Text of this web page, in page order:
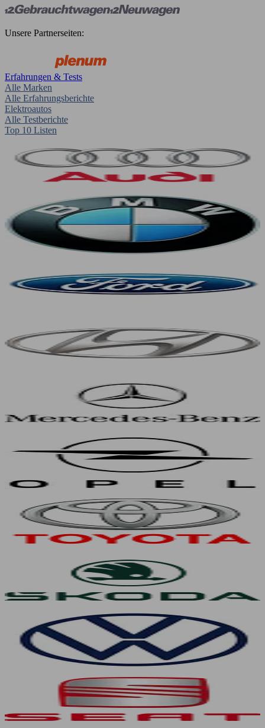
Unsere Partnerseiten:
Erfahrungen & Tests
Alle Marken
Alle Erfahrungsberichte
Elektroautos
Alle Testberichte
Top 10 Listen